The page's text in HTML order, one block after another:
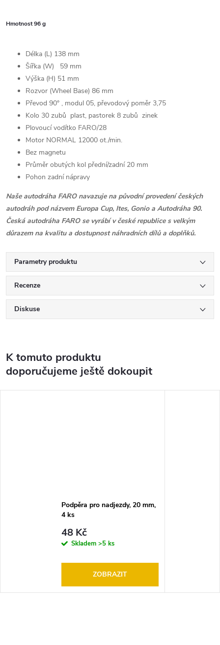
Hmotnost 96 g
Délka (L) 138 mm
Šířka (W) 59 mm
Výška (H) 51 mm
Rozvor (Wheel Base) 86 mm
Převod 90° , modul 05, převodový poměr 3,75
Kolo 30 zubů plast, pastorek 8 zubů zinek
Plovoucí vodítko FARO/28
Motor NORMAL 12000 ot./min.
Bez magnetu
Průměr obutých kol přední/zadní 20 mm
Pohon zadní nápravy
Naše autodráha FARO navazuje na původní provedení českých
autodráh pod názvem Europa Cup, Ites, Gonio a Autodráha 90.
Česká autodráha FARO se vyrábí v české republice s velkým
důrazem na kvalitu a dostupnost náhradních dílů a doplňků.
Parametry produktu
Recenze
Diskuse
K tomuto produktu
doporučujeme ještě dokoupit
Podpěra pro nadjezdy, 20 mm,
4 ks
48 Kč
Skladem >5 ks
ZOBRAZIT